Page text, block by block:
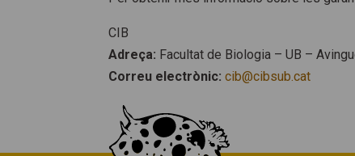
CIB
Adreça: Facultat de Biologia – UB –
Correu electrònic: cib@cibsub.cat